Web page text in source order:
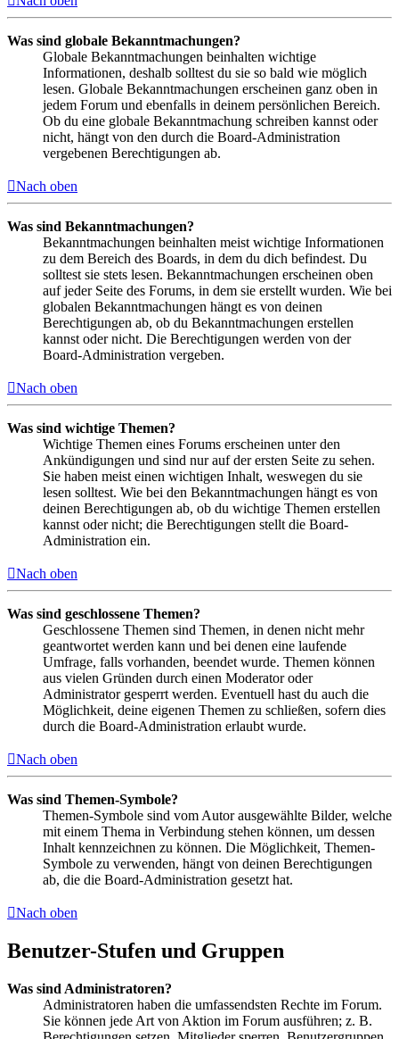
Was sind globale Bekanntmachungen?
Globale Bekanntmachungen beinhalten wichtige
Informationen, deshalb solltest du sie so bald wie möglich
lesen. Globale Bekanntmachungen erscheinen ganz oben in
jedem Forum und ebenfalls in deinem persönlichen Bereich.
Ob du eine globale Bekanntmachung schreiben kannst oder
nicht, hängt von den durch die Board-Administration
vergebenen Berechtigungen ab.
Nach oben
Was sind Bekanntmachungen?
Bekanntmachungen beinhalten meist wichtige Informationen
zu dem Bereich des Boards, in dem du dich befindest. Du
solltest sie stets lesen. Bekanntmachungen erscheinen oben
auf jeder Seite des Forums, in dem sie erstellt wurden. Wie bei
globalen Bekanntmachungen hängt es von deinen
Berechtigungen ab, ob du Bekanntmachungen erstellen
kannst oder nicht. Die Berechtigungen werden von der
Board-Administration vergeben.
Nach oben
Was sind wichtige Themen?
Wichtige Themen eines Forums erscheinen unter den
Ankündigungen und sind nur auf der ersten Seite zu sehen.
Sie haben meist einen wichtigen Inhalt, weswegen du sie
lesen solltest. Wie bei den Bekanntmachungen hängt es von
deinen Berechtigungen ab, ob du wichtige Themen erstellen
kannst oder nicht; die Berechtigungen stellt die Board-
Administration ein.
Nach oben
Was sind geschlossene Themen?
Geschlossene Themen sind Themen, in denen nicht mehr
geantwortet werden kann und bei denen eine laufende
Umfrage, falls vorhanden, beendet wurde. Themen können
aus vielen Gründen durch einen Moderator oder
Administrator gesperrt werden. Eventuell hast du auch die
Möglichkeit, deine eigenen Themen zu schließen, sofern dies
durch die Board-Administration erlaubt wurde.
Nach oben
Was sind Themen-Symbole?
Themen-Symbole sind vom Autor ausgewählte Bilder, welche
mit einem Thema in Verbindung stehen können, um dessen
Inhalt kennzeichnen zu können. Die Möglichkeit, Themen-
Symbole zu verwenden, hängt von deinen Berechtigungen
ab, die die Board-Administration gesetzt hat.
Nach oben
Benutzer-Stufen und Gruppen
Was sind Administratoren?
Administratoren haben die umfassendsten Rechte im Forum.
Sie können jede Art von Aktion im Forum ausführen; z. B.